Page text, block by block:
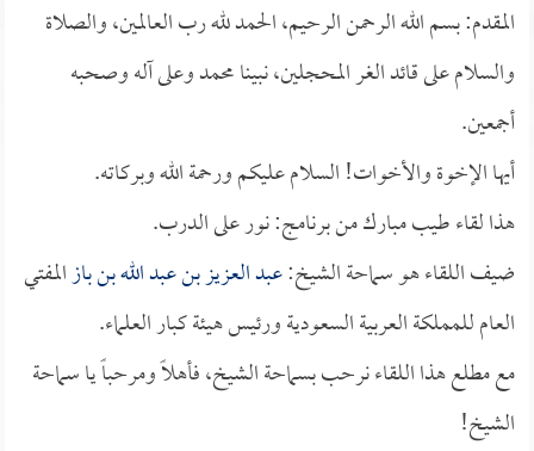
المقدم: بسم الله الرحمن الرحيم، الحمد لله رب العالمين، والصلاة
والسلام على قائد الغر المحجلين، نبينا محمد وعلى آله وصحبه
أجمعين.
أيها الإخوة والأخوات! السلام عليكم ورحمة الله وبركاته.
هذا لقاء طيب مبارك من برنامج: نور على الدرب.
ضيف اللقاء هو سماحة الشيخ:عبد العزيز بن عبد الله بن بازالمفتي
العام للمملكة العربية السعودية ورئيس هيئة كبار العلماء.
مع مطلع هذا اللقاء نرحب بسماحة الشيخ، فأهلاً ومرحباً يا سماحة
الشيخ!